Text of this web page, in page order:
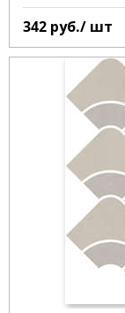
342 руб./ шт